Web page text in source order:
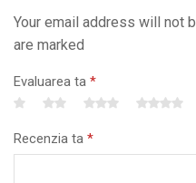
Your email address will not
are marked
Evaluarea ta *
Recenzia ta *